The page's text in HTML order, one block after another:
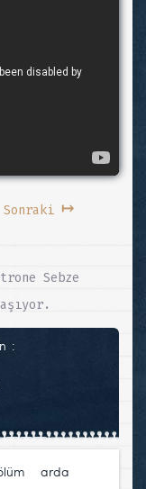
Sonraki ↦
Sebze
:
arda